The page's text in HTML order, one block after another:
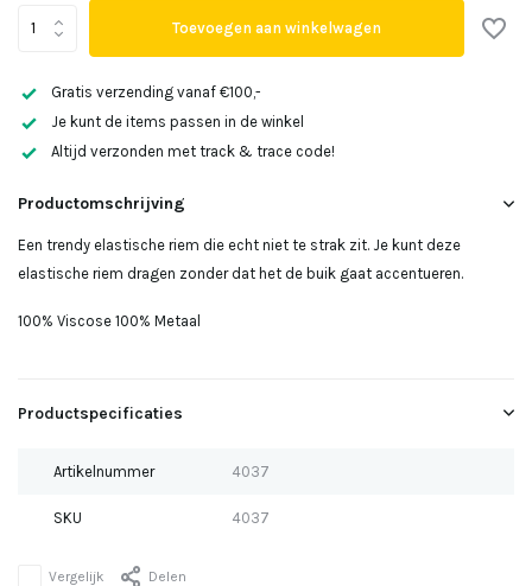
Toevoegen aan winkelwagen
Gratis verzending vanaf €100,-
Je kunt de items passen in de winkel
Altijd verzonden met track & trace code!
Productomschrijving
Een trendy elastische riem die echt niet te strak zit. Je kunt deze
elastische riem dragen zonder dat het de buik gaat accentueren.
100% Viscose 100% Metaal
Productspecificaties
Artikelnummer 4037
SKU 4037
Vergelijk Delen